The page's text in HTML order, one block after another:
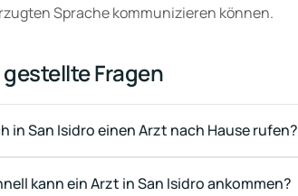
Sprache kommunizieren können.
Fragen
in San Isidro einen Arzt nach Hause rufen?
kann ein Arzt in San Isidro ankommen?